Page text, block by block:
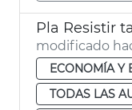
Pla Resistir
modificado
ECONOMÍA Y
TODAS LAS